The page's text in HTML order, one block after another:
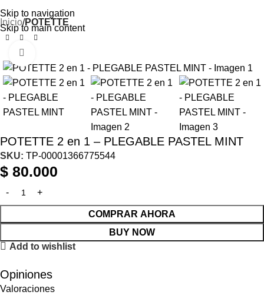
Skip to navigation
Skip to main content
“Tu bebé merece un espacio
Inicio POTETTE
POTETTE 2 en 1 – PLEGABLE PASTEL MINT
SKU: TP-00001366775544
$ 80.000
COMPRAR AHORA
BUY NOW
Add to wishlist
Opiniones
Valoraciones